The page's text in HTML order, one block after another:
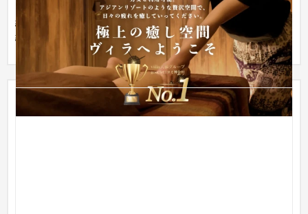
リスティング広告をご提案し、LPを作成いたしました。改善を
繰り返し、現在ではROAS300%以上をキープしているため、継
続した売上...